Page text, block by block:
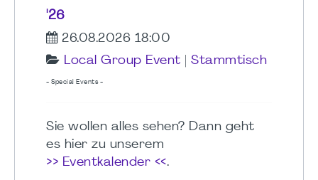
'26
26.08.2026 18:00
Local Group Event
Stammtisch
- Special Events -
Sie wollen alles sehen? Dann geht
es hier zu unserem
>> Eventkalender <<.